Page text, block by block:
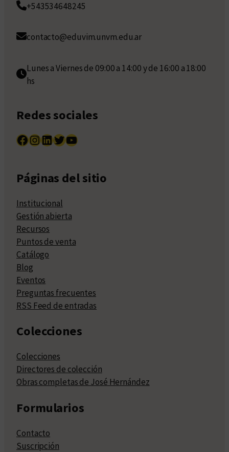
+543534648245
contacto@eduvim.unvm.edu.ar
Lunes a Viernes de 09:00 a 14:00 y de 16:00 a 18:00
hs
Redes sociales
Facebook InstagramLinkedIn Twitter YouTube
Páginas del sitio
Institucional
Gestión abierta
Recursos
Puntos de venta
Catálogo
Blog
Eventos
Preguntas frecuentes
RSS Feed de entradas
Colecciones
Colecciones
Directores de colección
Obras completas de José Hernández
Formularios
Contacto
Suscripción